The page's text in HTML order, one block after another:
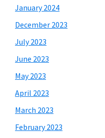
January 2024
December 2023
July 2023
June 2023
May 2023
April 2023
March 2023
February 2023